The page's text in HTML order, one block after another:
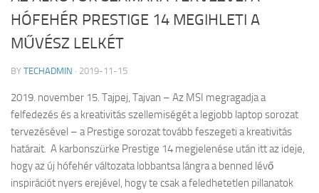
HÓFEHÉR PRESTIGE 14 MEGIHLETI A
MŰVÉSZ LELKÉT
BY TECHADMIN · 2019-11-15
2019. november 15. Tajpej, Tajvan – Az MSI megragadja a
felfedezés és a kreativitás szellemiségét a legjobb laptop sorozat
tervezésével – a Prestige sorozat tovább feszegeti a kreativitás
határait. A karbonszürke Prestige 14 megjelenése után itt az ideje,
hogy az új hófehér változata lobbantsa lángra a benned lévő
inspirációt nyers erejével, hogy te csak a feledhetetlen pillanatok